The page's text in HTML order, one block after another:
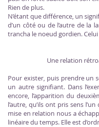
Rien de plus.
N’étant que différence, un
d’un côté ou de l’autre de la
trancha le noeud gordien.
Une relation
Pour exister, puis prendre un
un autre signifiant. Dans
encore, l’apparition du
l’autre, qu’ils ont pris sens
mise en relation nous a
linéaire du temps. Elle est